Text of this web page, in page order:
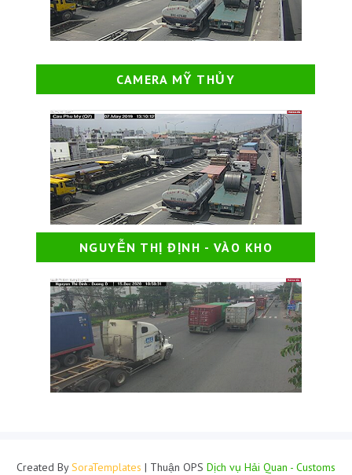
CAMERA MỸ THỦY
NGUYỄN THỊ ĐỊNH - VÀO KHO
Created BySoraTemplates | Thuận OPS Dịch vụ Hải Quan - Customs